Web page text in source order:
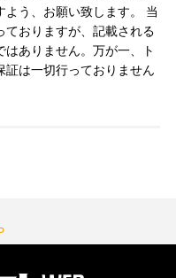
う、お願い致します。 当
ておりますが、記載される
ありません。万が一、ト
証は一切行っておりません